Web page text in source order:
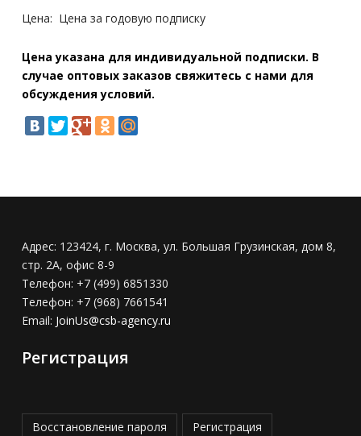
Цена: Цена за годовую подписку
Цена указана для индивидуальной подписки. В
случае оптовых заказов свяжитесь с нами для
обсуждения условий.
Адрес: 123424, г. Москва, ул. Большая Грузинская, дом 8,
стр. 2А, офис 8-9
Телефон: +7 (499) 6851330
Телефон: +7 (968) 7661541
Email: JoinUs@csb-agency.ru
Регистрация
Восстановление пароля Регистрация